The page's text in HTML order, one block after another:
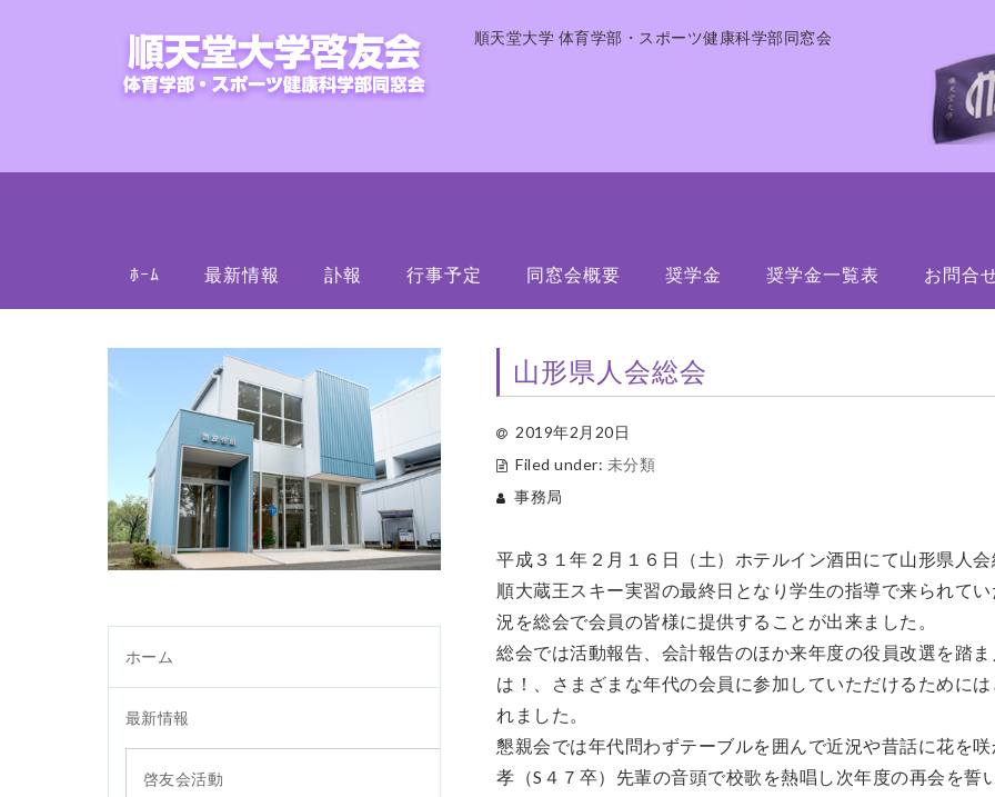
順天堂大学 体育学部・スポーツ健康科学部同窓会
ﾎｰﾑ 最新情報 訃報 行事予定 同窓会概要 奨学金 奨学金一覧表 お問合
山形県人会総会
2019年2月20日
Filed under: 未分類
事務局
平成３１年２月１６日（土）ホテルイン酒田にて山形県人
順大蔵王スキー実習の最終日となり学生の指導で来られて
況を総会で会員の皆様に提供することが出来ました。
総会では活動報告、会計報告のほか来年度の役員改選を踏
は！、さまざまな年代の会員に参加していただけるために
れました。
懇親会では年代問わずテーブルを囲んで近況や昔話に花を
孝（S４７卒）先輩の音頭で校歌を熱唱し次年度の再会を誓
ホーム
最新情報
啓友会活動